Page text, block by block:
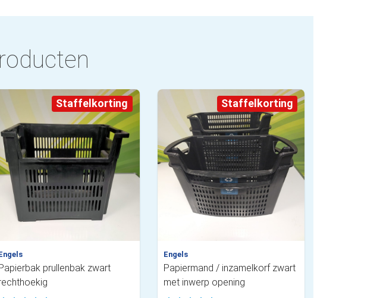
Staffelkorting
prullenbak zwart
Staffelkorting
Engels
Papiermand / inzamelkorf zwart
met inwerp opening